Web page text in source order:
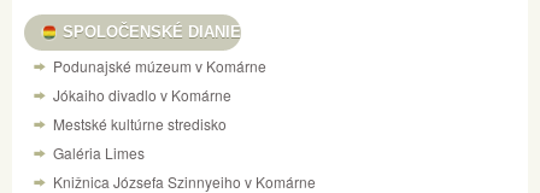
SPOLOČENSKÉ DIANIE
Podunajské múzeum v Komárne
Jókaiho divadlo v Komárne
Mestské kultúrne stredisko
Galéria Limes
Knižnica Józsefa Szinnyeiho v Komárne